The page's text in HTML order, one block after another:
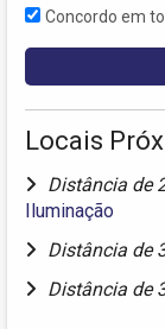
Concordo em
Locais
Distância de
Iluminação
Distância de
Distância de